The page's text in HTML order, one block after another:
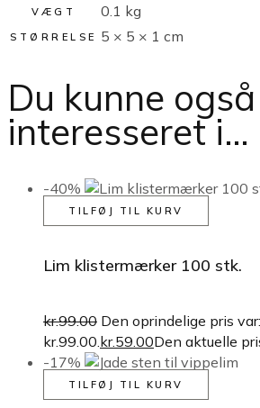
VÆGT 0.1 kg
STØRRELSE 5 × 5 × 1 cm
Du kunne
interesseret i…
-40%
TILFØJ TIL KURV
Lim klistermærker 100 stk.
kr.99.00 Den oprindelige pris var:
kr.99.00. kr.59.00Den aktuelle
-17%
TILFØJ TIL KURV